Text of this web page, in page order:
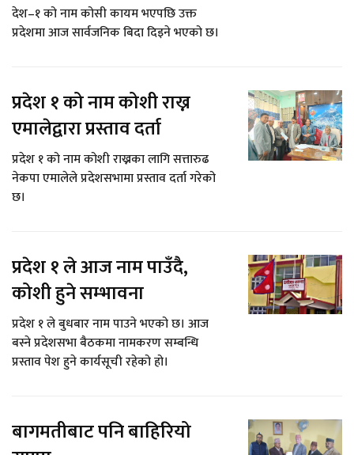
देश–१ को नाम कोसी कायम भएपछि उक्त
प्रदेशमा आज सार्वजनिक बिदा दिइने भएको छ।
प्रदेश १ को नाम कोशी राख्न
एमालेद्वारा प्रस्ताव दर्ता
प्रदेश १ को नाम कोशी राख्नका लागि सत्तारुढ
नेकपा एमालेले प्रदेशसभामा प्रस्ताव दर्ता गरेको
छ।
प्रदेश १ ले आज नाम पाउँदै,
कोशी हुने सम्भावना
प्रदेश १ ले बुधबार नाम पाउने भएको छ। आज
बस्ने प्रदेशसभा बैठकमा नामकरण सम्बन्धि
प्रस्ताव पेश हुने कार्यसूची रहेको हो।
बागमतीबाट पनि बाहिरियो